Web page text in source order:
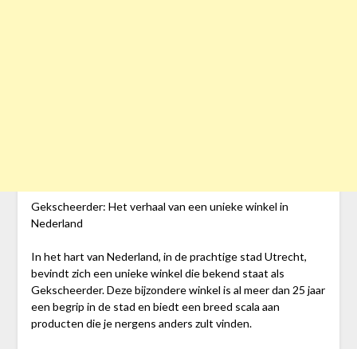
Gekscheerder: Het verhaal van een unieke winkel in
Nederland
In het hart van Nederland, in de prachtige stad Utrecht,
bevindt zich een unieke winkel die bekend staat als
Gekscheerder. Deze bijzondere winkel is al meer dan 25 jaar
een begrip in de stad en biedt een breed scala aan
producten die je nergens anders zult vinden.